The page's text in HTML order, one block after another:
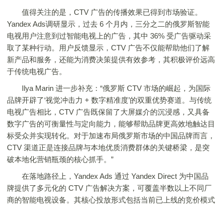
值得关注的是，CTV 广告的传播效果已得到市场验证。
Yandex Ads调研显示，过去 6 个月内，三分之二的俄罗斯智能
电视用户注意到过智能电视上的广告，其中 36% 受广告驱动采
取了某种行动。用户反馈显示，CTV 广告不仅能帮助他们了解
新产品和服务，还能为消费决策提供有效参考，其积极评价远高
于传统电视广告。
Ilya Marin 进一步补充：“俄罗斯 CTV 市场的崛起，为国际
品牌开辟了‘视觉冲击力 + 数字精准度’的双重优势赛道。与传统
电视广告相比，CTV 广告既保留了大屏媒介的沉浸感，又具备
数字广告的可衡量性与定向能力，能够帮助品牌更高效地触达目
标受众并实现转化。对于加速布局俄罗斯市场的中国品牌而言，
CTV 渠道正是连接品牌与本地优质消费群体的关键桥梁，是突
破本地化营销瓶颈的核心抓手。”
在落地路径上，Yandex Ads 通过 Yandex Direct 为中国品
牌提供了多元化的 CTV 广告解决方案，可覆盖半数以上不同厂
商的智能电视设备。其核心投放形式包括当前已上线的竞价模式